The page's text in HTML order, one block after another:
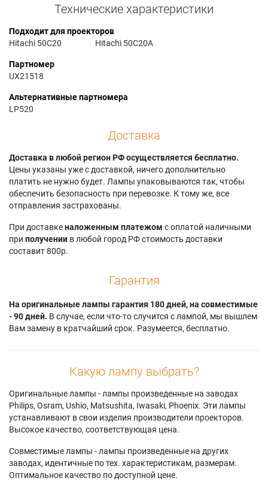
Технические характеристики
Подходит для проекторов
Hitachi 50C20
Hitachi 50C20A
Партномер
UX21518
Альтернативные партномера
LP520
Доставка
Доставка в любой регион РФ осуществляется бесплатно.
Цены указаны уже с доставкой, ничего дополнительно
платить не нужно будет. Лампы упаковываются так, чтобы
обеспечить безопасность при перевозке. К тому же, все
отправления застрахованы.
При доставкеналоженным платежом с оплатой наличными
при получении в любой город РФ стоимость доставки
составит 800р.
Гарантия
На оригинальные лампы гарантия 180 дней, на совместимые
- 90 дней. В случае, если что-то случится с лампой, мы вышлем
Вам замену в кратчайший срок. Разумеется, бесплатно.
Какую лампу выбрать?
Оригинальные лампы - лампы произведенные на заводах
Philips, Osram, Ushio, Matsushita, Iwasaki, Phoenix. Эти лампы
устанавливают в свои изделия производители проекторов.
Высокое качество, соответствующая цена.
Совместимые лампы - лампы произведенные на других
заводах, идентичные по тех. характеристикам, размерам.
Оптимальное качество по доступной цене.